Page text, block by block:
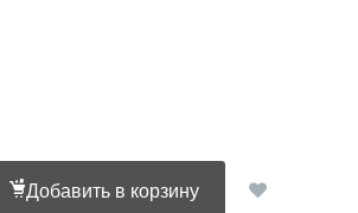
Добавить в корзину